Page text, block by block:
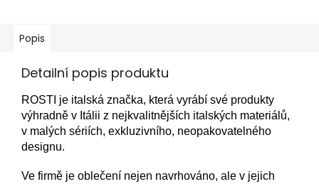
Popis
Detailní popis produktu
ROSTI je italská značka, která vyrábí své produkty
výhradně v Itálii z nejkvalitnějších italských materiálů,
v malých sériích, exkluzivního, neopakovatelného
designu.
Ve firmě je oblečení nejen navrhováno, ale v jejich